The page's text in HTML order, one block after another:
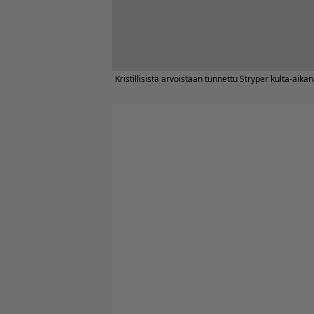
Kristillisistä arvoistaan tunnettu Stryper kulta-